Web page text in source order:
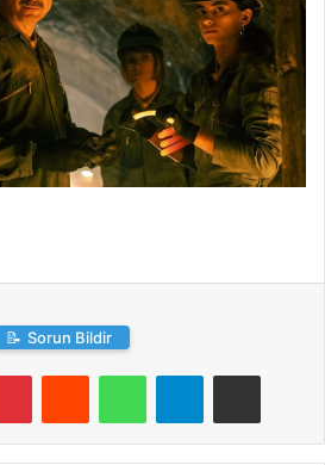
📝 Sorun Bildir
PinterestReddit WhatsAppTelegramE-Posta ile paylaş